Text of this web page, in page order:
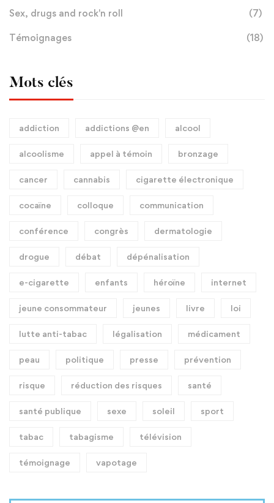
Sex, drugs and rock'n roll (7)
Témoignages (18)
Mots clés
addiction addictions @en alcool
alcoolisme appel à témoin bronzage
cancer cannabis cigarette électronique
cocaïne colloque communication
conférence congrès dermatologie
drogue débat dépénalisation
e-cigarette enfants héroïne internet
jeune consommateur jeunes livre loi
lutte anti-tabac légalisation médicament
peau politique presse prévention
risque réduction des risques santé
santé publique sexe soleil sport
tabac tabagisme télévision
témoignage vapotage